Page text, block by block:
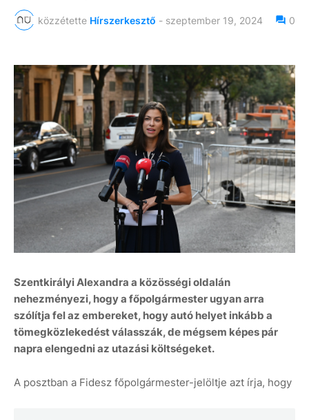
közzétette Hírszerkesztő - szeptember 19, 2024 0
Szentkirályi Alexandra a közösségi oldalán
nehezményezi, hogy a főpolgármester ugyan arra
szólítja fel az embereket, hogy autó helyet inkább a
tömegközlekedést válasszák, de mégsem képes pár
napra elengedni az utazási költségeket.
A posztban a Fidesz főpolgármester-jelöltje azt írja, hogy